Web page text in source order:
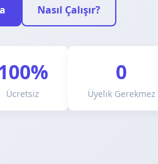
Nasıl Çalışır?
Ücretsiz
0
Üyelik Gerekmez